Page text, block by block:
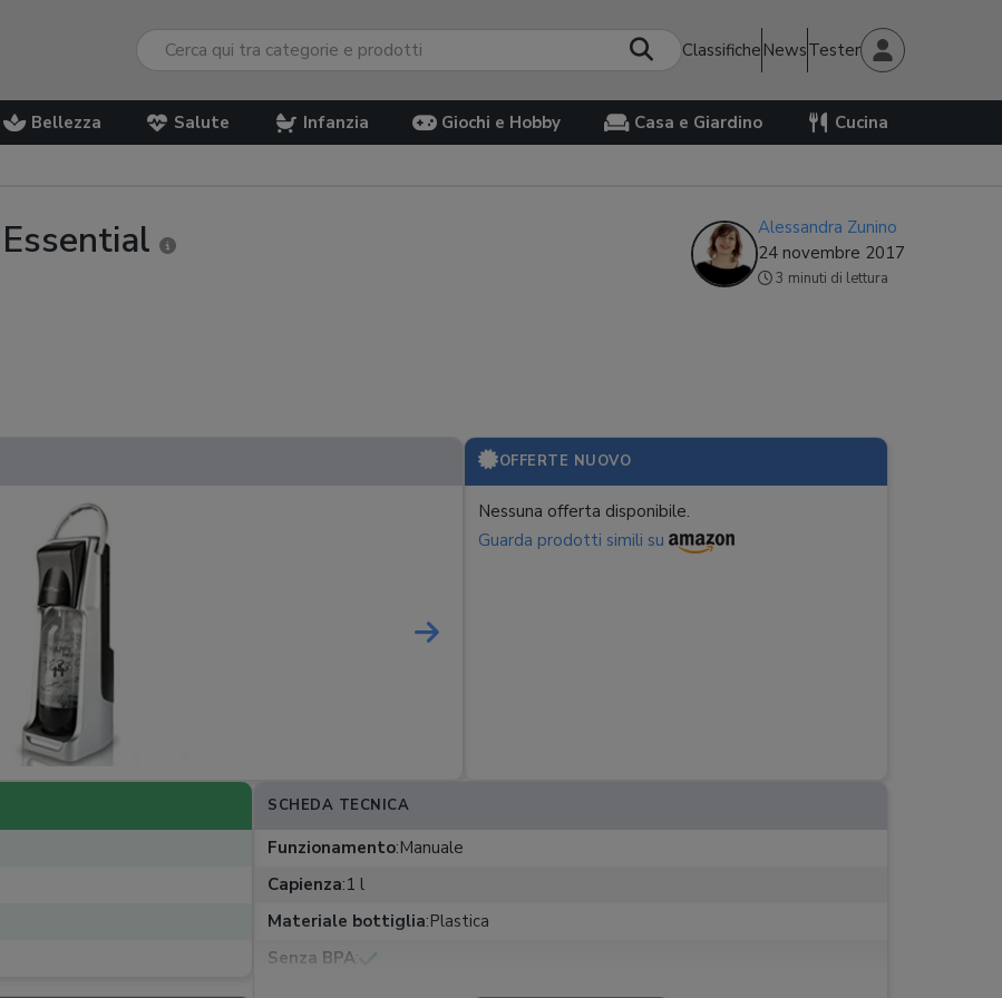
Classifiche NewsTester
Bellezza Salute Infanzia Giochi e Hobby Casa e Giardino Cucina
Alessandra Zunino
24 novembre 2017
3 minuti di lettura
OFFERTE NUOVO
Nessuna offerta disponibile.
Guarda prodotti simili su
SCHEDA TECNICA
Funzionamento:Manuale
Capienza:1 l
Materiale bottiglia:Plastica
Senza BPA: